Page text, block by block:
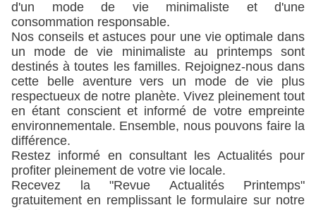
d'un mode de vie minimaliste et d'une
consommation responsable.
Nos conseils et astuces pour une vie optimale dans
un mode de vie minimaliste au printemps sont
destinés à toutes les familles. Rejoignez-nous dans
cette belle aventure vers un mode de vie plus
respectueux de notre planète. Vivez pleinement tout
en étant conscient et informé de votre empreinte
environnementale. Ensemble, nous pouvons faire la
différence.
Restez informé en consultant les Actualités pour
profiter pleinement de votre vie locale.
Recevez la "Revue Actualités Printemps"
gratuitement en remplissant le formulaire sur notre